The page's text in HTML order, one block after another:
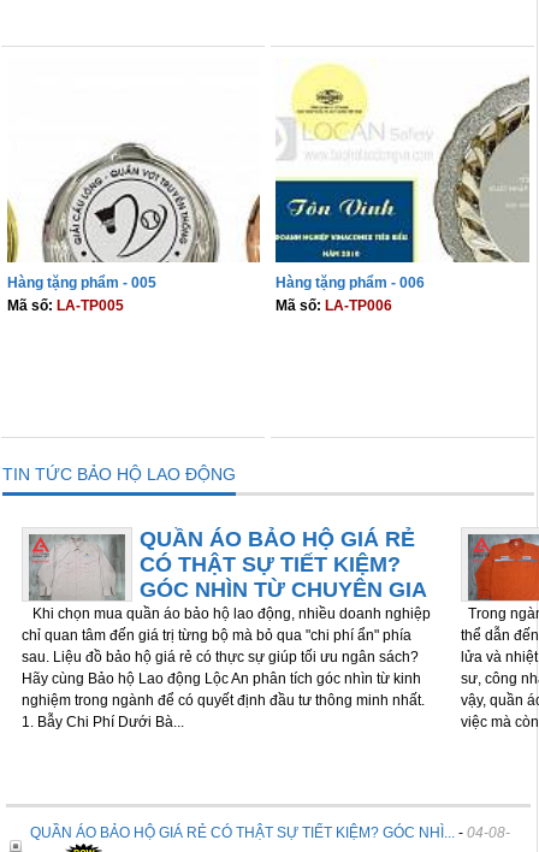
Hàng tặng phẩm - 005
Mã số: LA-TP005
Hàng tặng phẩm - 006
Mã số: LA-TP006
TIN TỨC BẢO HỘ LAO ĐỘNG
QUẦN ÁO BẢO HỘ GIÁ RẺ
CÓ THẬT SỰ TIẾT KIỆM?
GÓC NHÌN TỪ CHUYÊN GIA
Khi chọn mua quần áo bảo hộ lao động, nhiều doanh nghiệp
chỉ quan tâm đến giá trị từng bộ mà bỏ qua "chi phí ẩn" phía
sau. Liệu đồ bảo hộ giá rẻ có thực sự giúp tối ưu ngân sách?
Hãy cùng Bảo hộ Lao động Lộc An phân tích góc nhìn từ kinh
nghiệm trong ngành để có quyết định đầu tư thông minh nhất.
1. Bẫy Chi Phí Dưới Bà...
Trong
thể dẫn
lửa và
sư, công
vậy, quần
việc mà
QUẦN ÁO BẢO HỘ GIÁ RẺ CÓ THẬT SỰ TIẾT KIỆM? GÓC NHÌ... - 04-08-